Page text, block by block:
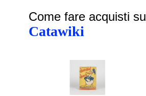
Come fare acquisti su
Catawiki